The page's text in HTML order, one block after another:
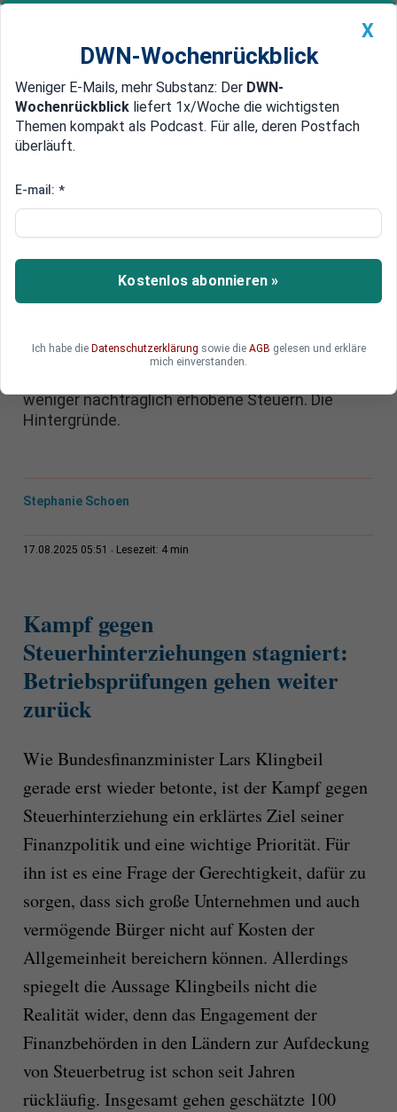
Newsticker MEIN DWN: Geldanlage Premium
Edelmetalle DWN-Magazin China
Steuerhinterziehung: Zahl der
Jahren zurück - das bringt
Probleme mit sich
Realität gibt es immer weniger
weniger nachträglich erhobene Steuern. Die
Hintergründe.
Stephanie Schoen
17.08.2025 05:51 Lesezeit: 4 min
Kampf gegen
Steuerhinterziehungen stagniert:
Betriebsprüfungen gehen weiter
zurück
Wie Bundesfinanzminister Lars Klingbeil
gerade erst wieder betonte, ist der Kampf gegen
Steuerhinterziehung ein erklärtes Ziel seiner
Finanzpolitik und eine wichtige Priorität. Für
ihn ist es eine Frage der Gerechtigkeit, dafür zu
sorgen, dass sich große Unternehmen und auch
vermögende Bürger nicht auf Kosten der
Allgemeinheit bereichern können. Allerdings
spiegelt die Aussage Klingbeils nicht die
Realität wider, denn das Engagement der
Finanzbehörden in den Ländern zur Aufdeckung
von Steuerbetrug ist schon seit Jahren
rückläufig. Insgesamt gehen geschätzte 100
X
DWN-Wochenrückblick
Weniger E-Mails, mehr Substanz: Der DWN-
Wochenrückblick liefert 1x/Woche die wichtigsten
Themen kompakt als Podcast. Für alle, deren Postfach
überläuft.
E-mail: *
Kostenlos abonnieren »
Ich habe die Datenschutzerklärung sowie die AGB gelesen und erkläre
mich einverstanden.